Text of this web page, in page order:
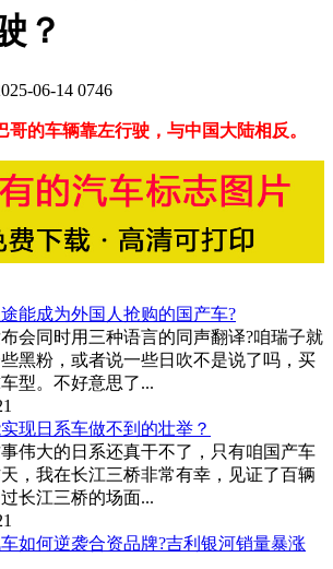
？
06-14 0746
的车辆靠左行驶，与中国大陆相反。
能成为外国人抢购的国产车?
会同时用三种语言的同声翻译?咱瑞子就
黑粉，或者说一些日吹不是说了吗，买
型。不好意思了...
现日系车做不到的壮举？
伟大的日系还真干不了，只有咱国产车
，我在长江三桥非常有幸，见证了百辆
长江三桥的场面...
如何逆袭合资品牌?吉利银河销量暴涨